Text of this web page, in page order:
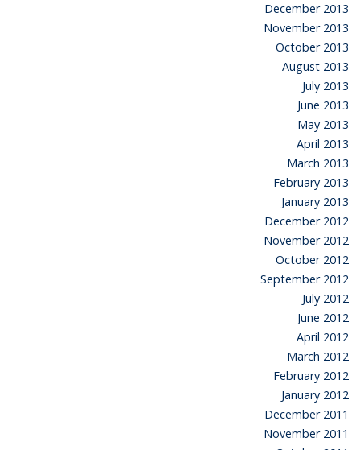
December 2013
November 2013
October 2013
August 2013
July 2013
June 2013
May 2013
April 2013
March 2013
February 2013
January 2013
December 2012
November 2012
October 2012
September 2012
July 2012
June 2012
April 2012
March 2012
February 2012
January 2012
December 2011
November 2011